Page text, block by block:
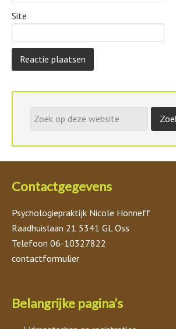
Site
Contactgegevens
Psychologiepraktijk Nicole Honneff
Raadhuislaan 21 5341 GL Oss
Telefoon 06-10327822
contactformulier
Belangrijke pagina’s